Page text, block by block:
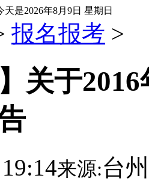
天是2026年8月9日 星期日
报名报考 >
】关于
来源:台